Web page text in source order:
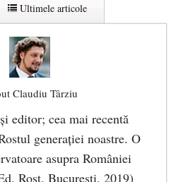
Ultimele articole
Claudiu Târziu
editor; cea mai recentă
generației noastre. O
asupra României
Rost, București, 2019)